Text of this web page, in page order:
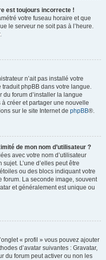
est toujours incorrecte !
votre fuseau horaire et que
le serveur ne soit pas à l’heure.
n’ait pas installé votre
traduit phpBB dans votre langue.
du forum d’installer la langue
à créer et partager une nouvelle
sur le site Internet de phpBB®.
de mon nom d’utilisateur ?
avec votre nom d’utilisateur
L’une d’elles peut être
ou des blocs indiquant votre
forum. La seconde image, souvent
et généralement est unique ou
« profil » vous pouvez ajouter
d’avatar suivantes : Gravatar,
du forum peut activer ou non les